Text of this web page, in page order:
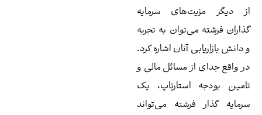
دیگر مزیت‌های سرمایه‌
فرشته می‌توان به تجربه
بازاریابی آنان اشاره کرد.
واقع جدای از مسائل مالی و
بودجه استارتاپ، یک
گذار فرشته می‌تواند